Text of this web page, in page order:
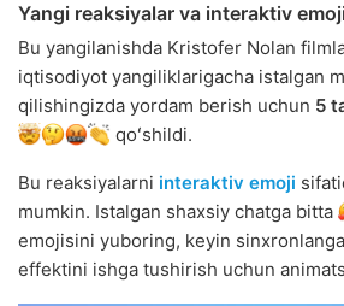
Yangi reaksiyalar va interaktiv
Bu yangilanishda Kristofer Nolan
iqtisodiyot yangiliklarigacha istalgan
qilishingizda yordam berish uchun 5
qoʻshildi.
Bu reaksiyalarni interaktiv emoji
mumkin. Istalgan shaxsiy chatga bitta
emojisini yuboring, keyin
effektini ishga tushirish uchun